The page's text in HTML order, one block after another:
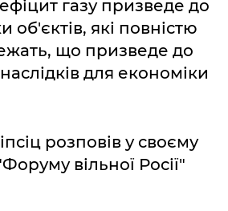
газу призведе до
об'єктів, які повністю
що призведе до
для економіки
розповів у своєму
вільної Росії"